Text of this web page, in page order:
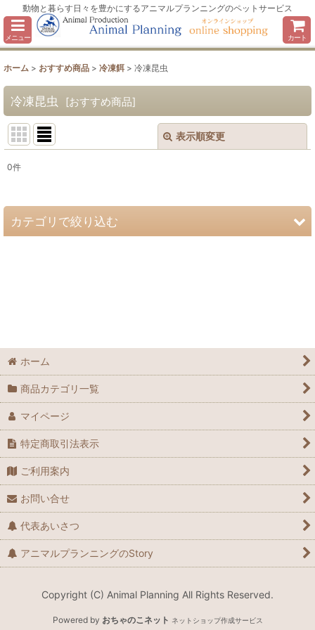
動物と暮らす日々を豊かにするアニマルプランニングのペットサービス
メニュー カート
ホーム > おすすめ商品 > 冷凍餌 > 冷凍昆虫
冷凍昆虫 [おすすめ商品]
表示順変更
並び順 :
0件
カテゴリで絞り込む
冷凍マウス
冷凍昆虫
冷凍魚
ホーム
商品カテゴリ一覧
マイページ
特定商取引法表示
ご利用案内
お問い合せ
代表あいさつ
アニマルプランニングのStory
Copyright (C) Animal Planning All Rights Reserved.
Powered by おちゃのこネット ネットショップ作成サービス